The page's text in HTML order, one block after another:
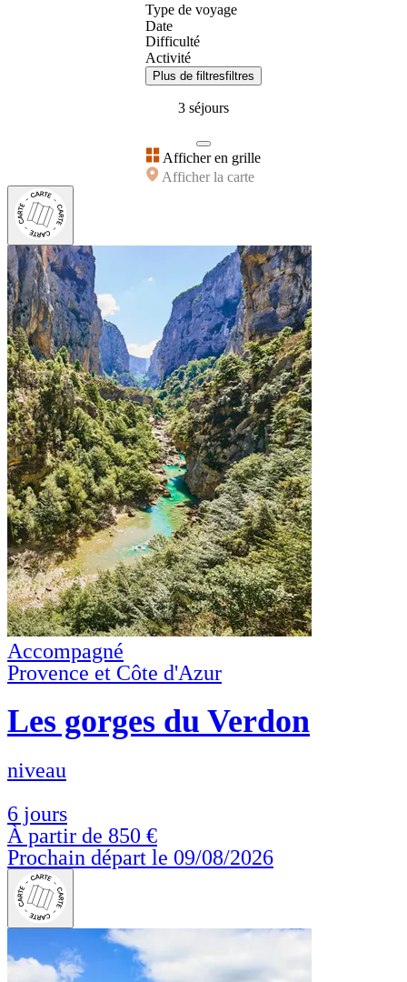
Type de voyage
Date
Difficulté
Activité
Plus de filtresfiltres
3 séjours
Afficher en grille
Afficher la carte
Accompagné
Provence et Côte d'Azur
Les gorges du Verdon
niveau
6 jours
À partir de 850 €
Prochain départ le 09/08/2026